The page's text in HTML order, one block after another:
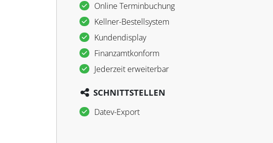
Online Terminbuchung
Kellner-Bestellsystem
Kundendisplay
Finanzamtkonform
Jederzeit erweiterbar
SCHNITTSTELLEN
Datev-Export